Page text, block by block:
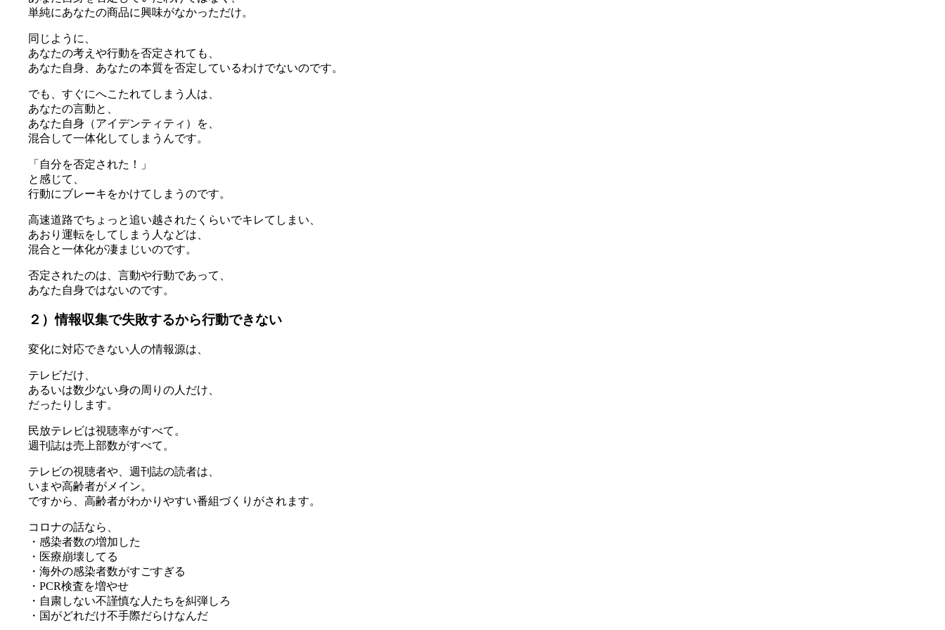
単純にあなたの商品に興味がなかっただけ。
同じように、
あなたの考えや行動を否定されても、
あなた自身、あなたの本質を否定しているわけでないのです。
でも、すぐにへこたれてしまう人は、
あなたの言動と、
あなた自身（アイデンティティ）を、
混合して一体化してしまうんです。
「自分を否定された！」
と感じて、
行動にブレーキをかけてしまうのです。
高速道路でちょっと追い越されたくらいでキレてしまい、
あおり運転をしてしまう人などは、
混合と一体化が凄まじいのです。
否定されたのは、言動や行動であって、
あなた自身ではないのです。
２）情報収集で失敗するから行動できない
変化に対応できない人の情報源は、
テレビだけ、
あるいは数少ない身の周りの人だけ、
だったりします。
民放テレビは視聴率がすべて。
週刊誌は売上部数がすべて。
テレビの視聴者や、週刊誌の読者は、
いまや高齢者がメイン。
ですから、高齢者がわかりやすい番組づくりがされます。
コロナの話なら、
・感染者数の増加した
・医療崩壊してる
・海外の感染者数がすごすぎる
・PCR検査を増やせ
・自粛しない不謹慎な人たちを糾弾しろ
・国がどれだけ不手際だらけなんだ